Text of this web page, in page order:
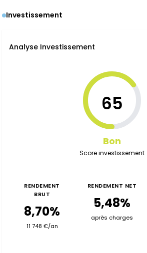
Investissement
Analyse Investissement
65
Bon
Score investissement
RENDEMENT
BRUT
8,70%
11 748 €/an
RENDEMENT NET
5,48%
après charges